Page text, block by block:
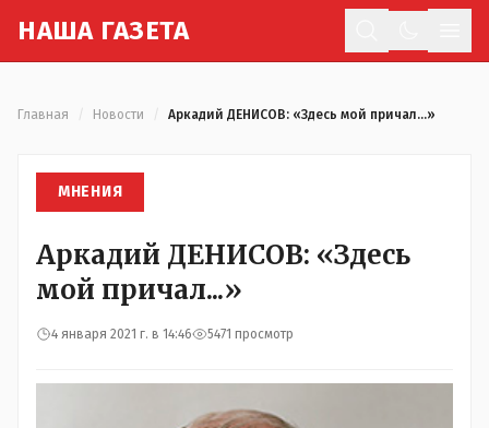
НАША ГАЗЕТА
Главная Новости Аркадий ДЕНИСОВ: «Здесь мой причал...»
МНЕНИЯ
Аркадий ДЕНИСОВ: «Здесь
мой причал...»
4 января 2021 г. в 14:46 5471 просмотр